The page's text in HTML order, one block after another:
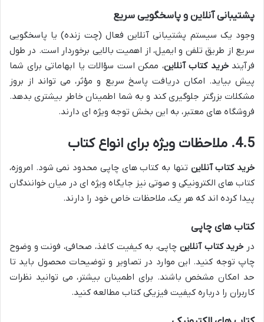
پشتیبانی آنلاین و پاسخگویی سریع
وجود یک سیستم پشتیبانی آنلاین فعال (چت زنده) یا پاسخگویی
سریع از طریق تلفن و ایمیل، از اهمیت بالایی برخوردار است. در طول
فرآیندخرید کتاب آنلاین، ممکن است سؤالات یا ابهاماتی برای شما
پیش بیاید. امکان دریافت پاسخ سریع و مؤثر، می تواند از بروز
مشکلات بزرگتر جلوگیری کند و به شما اطمینان خاطر بیشتری بدهد.
فروشگاه های معتبر، به این بخش توجه ویژه ای دارند.
4.5. ملاحظات ویژه برای انواع کتاب
خرید کتاب آنلاین تنها به کتاب های چاپی محدود نمی شود. امروزه،
کتاب های الکترونیکی و صوتی نیز جایگاه ویژه ای در میان خوانندگان
پیدا کرده اند که هر یک، ملاحظات خاص خود را دارند.
کتاب های چاپی
در خرید کتاب آنلاین چاپی، به کیفیت کاغذ، صحافی، فونت و وضوح
چاپ توجه کنید. این موارد در تصاویر و توضیحات محصول باید تا
حد امکان مشخص باشند. برای اطمینان بیشتر، می توانید نظرات
کاربران را درباره کیفیت فیزیکی کتاب مطالعه کنید.